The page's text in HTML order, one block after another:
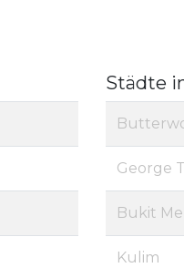
Städte
George
Bukit
Kulim